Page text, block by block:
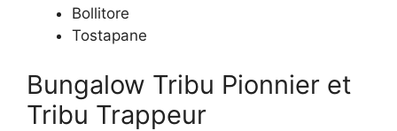
Bollitore
Tostapane
Bungalow Tribu Pionnier et
Tribu Trappeur​